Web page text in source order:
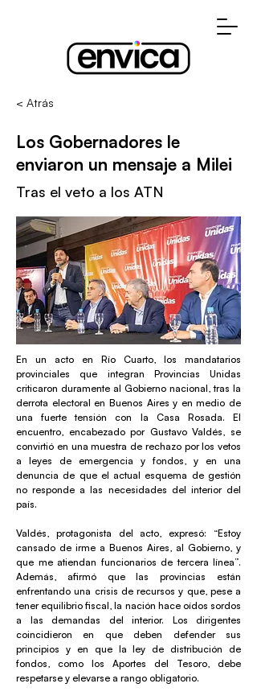
< Atrás
Los Gobernadores le
enviaron un mensaje a Milei
Tras el veto a los ATN
En un acto en Río Cuarto, los mandatarios
provinciales que integran Provincias Unidas
criticaron duramente al Gobierno nacional, tras la
derrota electoral en Buenos Aires y en medio de
una fuerte tensión con la Casa Rosada. El
encuentro, encabezado por Gustavo Valdés, se
convirtió en una muestra de rechazo por los vetos
a leyes de emergencia y fondos, y en una
denuncia de que el actual esquema de gestión
no responde a las necesidades del interior del
país.
Valdés, protagonista del acto, expresó: “Estoy
cansado de irme a Buenos Aires, al Gobierno, y
que me atiendan funcionarios de tercera línea”.
Además, afirmó que las provincias están
enfrentando una crisis de recursos y que, pese a
tener equilibrio fiscal, la nación hace oídos sordos
a las demandas del interior. Los dirigentes
coincidieron en que deben defender sus
principios y en que la ley de distribución de
fondos, como los Aportes del Tesoro, debe
respetarse y elevarse a rango obligatorio.